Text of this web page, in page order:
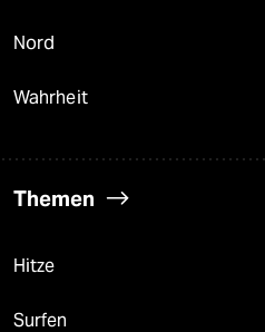
Nord
Wahrheit
Themen
Hitze
Surfen